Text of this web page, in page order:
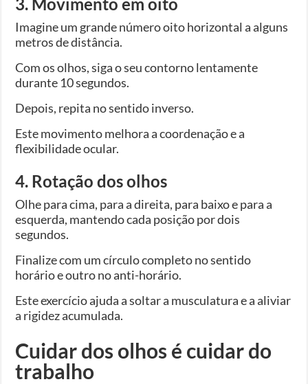
Imagine um grande número oito horizontal a alguns
metros de distância.
Com os olhos, siga o seu contorno lentamente
durante 10 segundos.
Depois, repita no sentido inverso.
Este movimento melhora a coordenação e a
flexibilidade ocular.
4. Rotação dos olhos
Olhe para cima, para a direita, para baixo e para a
esquerda, mantendo cada posição por dois
segundos.
Finalize com um círculo completo no sentido
horário e outro no anti-horário.
Este exercício ajuda a soltar a musculatura e a aliviar
a rigidez acumulada.
Cuidar dos olhos é cuidar do
trabalho